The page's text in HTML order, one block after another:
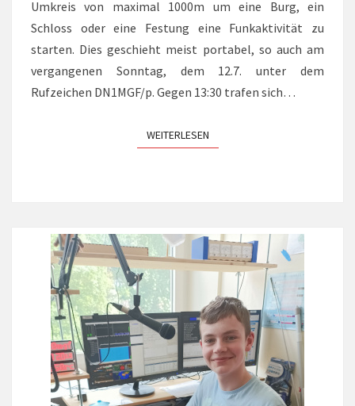
Umkreis von maximal 1000m um eine Burg, ein
Schloss oder eine Festung eine Funkaktivität zu
starten. Dies geschieht meist portabel, so auch am
vergangenen Sonntag, dem 12.7. unter dem
Rufzeichen DN1MGF/p. Gegen 13:30 trafen sich…
WEITERLESENWEITERLESEN